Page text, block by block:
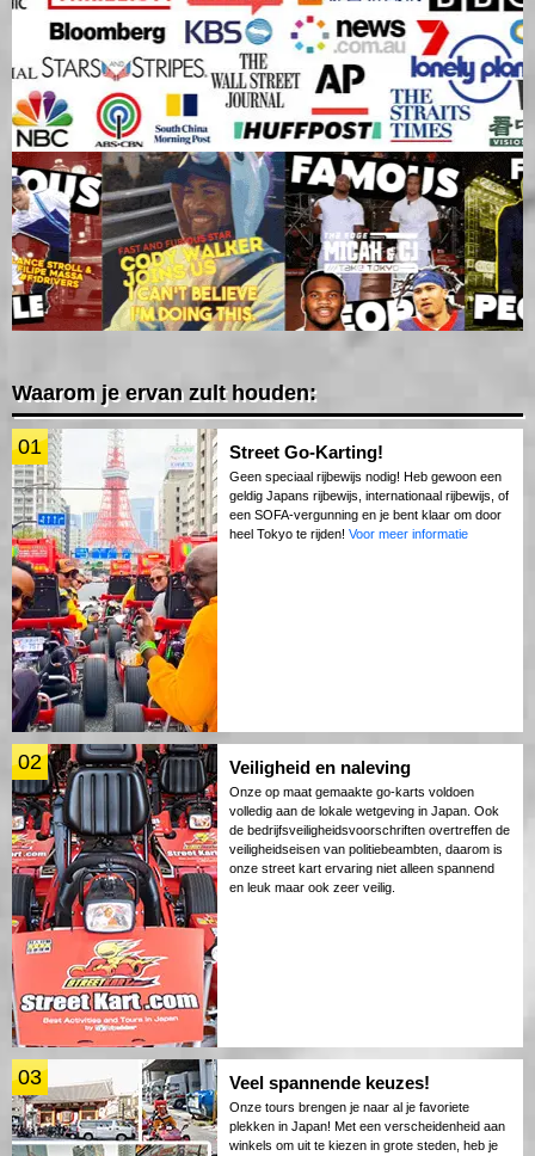
Waarom je ervan zult houden:
01 Street Go-Karting!
Geen speciaal rijbewijs nodig! Heb gewoon een
geldig Japans rijbewijs, internationaal rijbewijs, of
een SOFA-vergunning en je bent klaar om door
heel Tokyo te rijden! Voor meer informatie
02 Veiligheid en naleving
Onze op maat gemaakte go-karts voldoen
volledig aan de lokale wetgeving in Japan. Ook
de bedrijfsveiligheidsvoorschriften overtreffen de
veiligheidseisen van politiebeambten, daarom is
onze street kart ervaring niet alleen spannend
en leuk maar ook zeer veilig.
03 Veel spannende keuzes!
Onze tours brengen je naar al je favoriete
plekken in Japan! Met een verscheidenheid aan
winkels om uit te kiezen in grote steden, heb je